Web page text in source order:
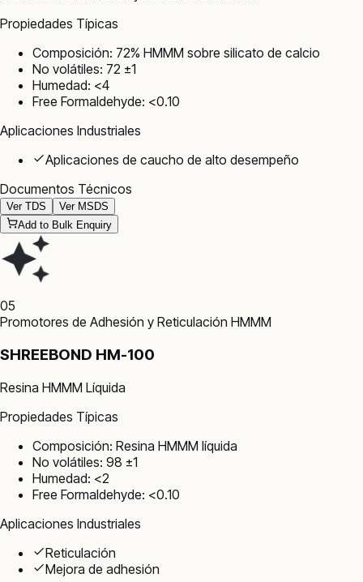
Propiedades Típicas
Composición: 72% HMMM sobre silicato de calcio
No volátiles: 72 ±1
Humedad: <4
Free Formaldehyde: <0.10
Aplicaciones Industriales
Aplicaciones de caucho de alto desempeño
Documentos Técnicos
Ver TDS
Ver MSDS
Add to Bulk Enquiry
05
Promotores de Adhesión y Reticulación HMMM
SHREEBOND HM-100
Resina HMMM Líquida
Propiedades Típicas
Composición: Resina HMMM líquida
No volátiles: 98 ±1
Humedad: <2
Free Formaldehyde: <0.10
Aplicaciones Industriales
Reticulación
Mejora de adhesión